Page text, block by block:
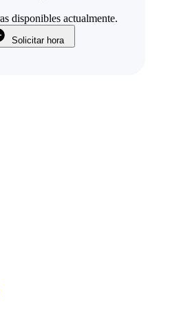
disponibles actualmente.
Solicitar hora